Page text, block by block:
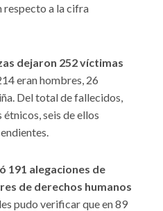
respecto a la cifra
dejaron 252 víctimas
eran hombres, 26
Del total de fallecidos,
seis de ellos
191 alegaciones de
de derechos humanos
pudo verificar que en 89